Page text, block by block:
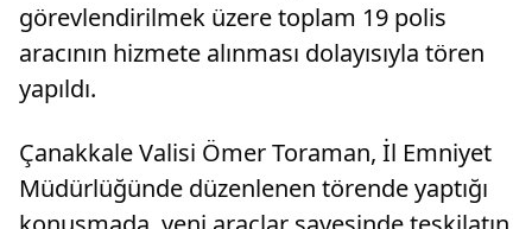
görevlendirilmek üzere toplam 19 polis
aracının hizmete alınması dolayısıyla tören
yapıldı.
Çanakkale Valisi Ömer Toraman, İl Emniyet
Müdürlüğünde düzenlenen törende yaptığı